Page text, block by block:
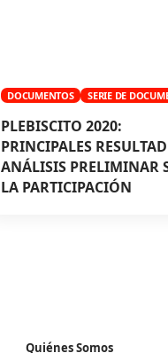
DOCUMENTOS SERIE DE
PLEBISCITO 2020:
PRINCIPALES
ANÁLISIS PRELIMINAR
LA PARTICIPACIÓN
Quiénes Somos